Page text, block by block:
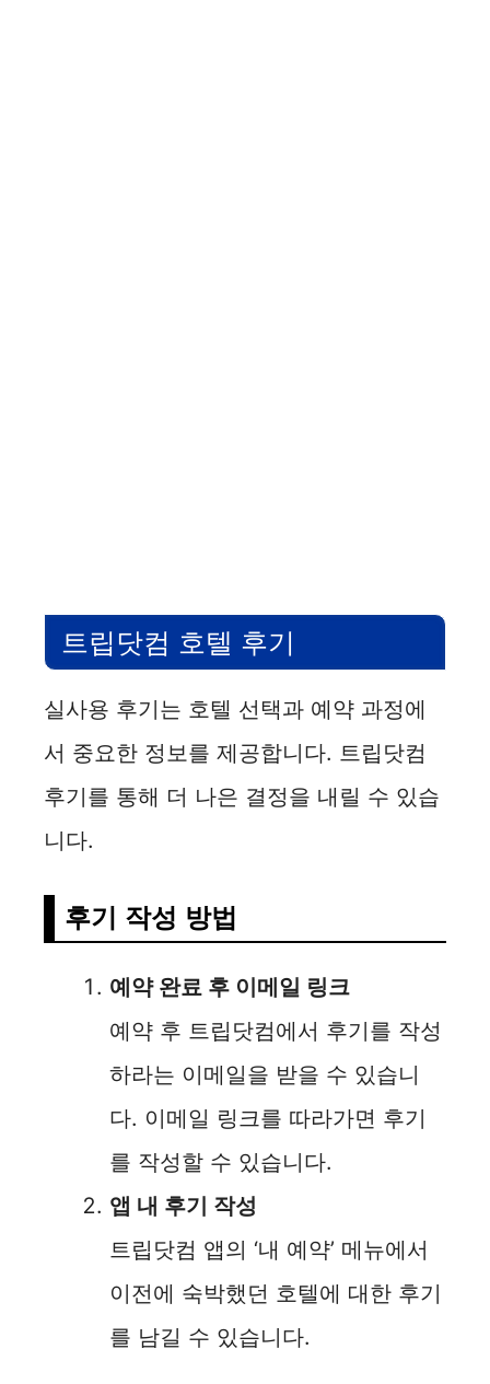
트립닷컴 호텔 후기
실사용 후기는 호텔 선택과 예약 과정에
서 중요한 정보를 제공합니다. 트립닷컴
후기를 통해 더 나은 결정을 내릴 수 있습
니다.
후기 작성 방법
예약 완료 후 이메일 링크
예약 후 트립닷컴에서 후기를 작성
하라는 이메일을 받을 수 있습니
다. 이메일 링크를 따라가면 후기
를 작성할 수 있습니다.
앱 내 후기 작성
트립닷컴 앱의 ‘내 예약’ 메뉴에서
이전에 숙박했던 호텔에 대한 후기
를 남길 수 있습니다.